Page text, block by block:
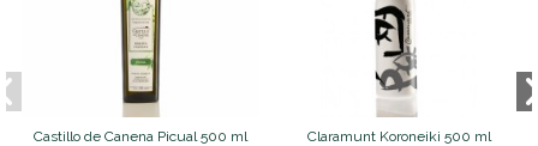
Castillo de Canena Picual 500 ml Claramunt Koroneiki 500 ml